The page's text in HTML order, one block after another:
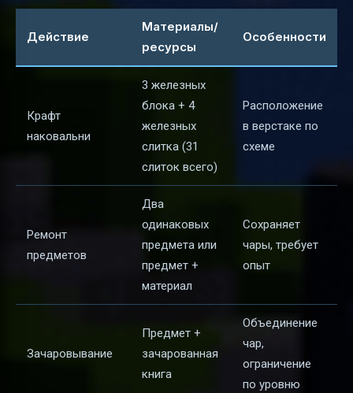
Действие
Материалы/
ресурсы
Особенности
Крафт
наковальни
3 железных
блока + 4
железных
слитка (31
слиток всего)
Расположение
в верстаке по
схеме
Ремонт
предметов
Два
одинаковых
предмета или
предмет +
материал
Сохраняет
чары, требует
опыт
Зачаровывание
Предмет +
зачарованная
книга
Объединение
чар,
ограничение
по уровню